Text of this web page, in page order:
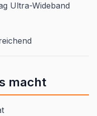
Ultra-Wideband
macht